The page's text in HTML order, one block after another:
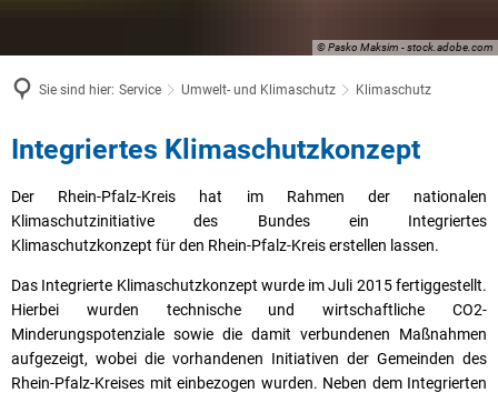
© Pasko Maksim - stock.adobe.com
Sie sind hier: Service Umwelt- und Klimaschutz Klimaschutz
Klimaschutz
Integriertes Klimaschutzkonzept
Der Rhein-Pfalz-Kreis hat im Rahmen der nationalen
Klimaschutzinitiative des Bundes ein Integriertes
Klimaschutzkonzept für den Rhein-Pfalz-Kreis erstellen lassen.
Das Integrierte Klimaschutzkonzept wurde im Juli 2015 fertiggestellt.
Hierbei wurden technische und wirtschaftliche CO2-
Minderungspotenziale sowie die damit verbundenen Maßnahmen
aufgezeigt, wobei die vorhandenen Initiativen der Gemeinden des
Rhein-Pfalz-Kreises mit einbezogen wurden. Neben dem Integrierten